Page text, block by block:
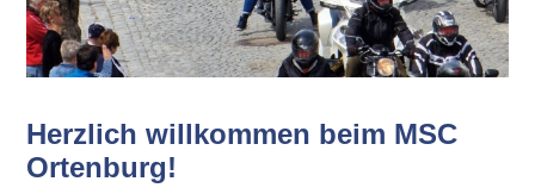
Herzlich willkommen beim MSC
Ortenburg!